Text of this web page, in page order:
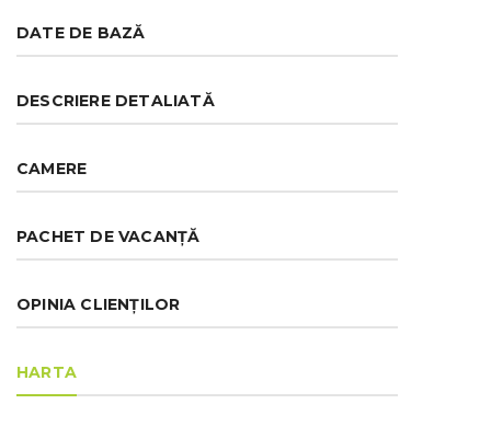
DATE DE BAZĂ
DESCRIERE DETALIATĂ
CAMERE
PACHET DE VACANȚĂ
OPINIA CLIENȚILOR
HARTA